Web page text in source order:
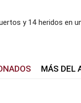
y 14 heridos en
MÁS DEL